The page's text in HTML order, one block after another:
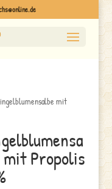
mit
mit Propolis